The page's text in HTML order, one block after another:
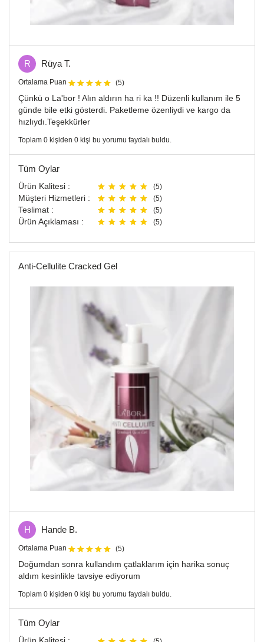
R Rüya T.
Ortalama Puan (5)
Çünkü o La'bor ! Alın aldırın ha ri ka !! Düzenli kullanım ile 5
günde bile etki gösterdi. Paketleme özenliydi ve kargo da
hızlıydı.Teşekkürler
Toplam 0 kişiden 0 kişi bu yorumu faydalı buldu.
Tüm Oylar
Ürün Kalitesi : (5)
Müşteri Hizmetleri : (5)
Teslimat : (5)
Ürün Açıklaması : (5)
Anti-Cellulite Cracked Gel
H Hande B.
Ortalama Puan (5)
Doğumdan sonra kullandım çatlaklarım için harika sonuç
aldım kesinlikle tavsiye ediyorum
Toplam 0 kişiden 0 kişi bu yorumu faydalı buldu.
Tüm Oylar